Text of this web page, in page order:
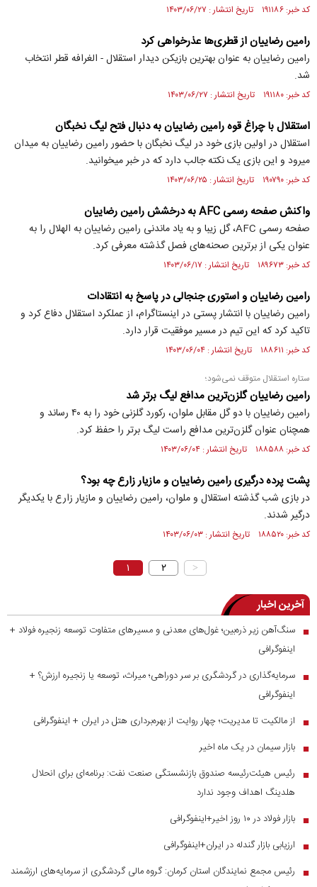
کد خبر: ۱۹۱۱۸۶ تاریخ انتشار : ۱۴۰۳/۰۶/۲۷
رامین رضاییان از قطری‌ها عذرخواهی کرد
رامین رضاییان به عنوان بهترین بازیکن دیدار استقلال - الغرافه قطر انتخاب
شد.
کد خبر: ۱۹۱۱۸۰ تاریخ انتشار : ۱۴۰۳/۰۶/۲۷
استقلال با چراغ قوه رامین رضاییان به دنبال فتح لیگ نخبگان
استقلال در اولین بازی خود در لیگ نخبگان با حضور رامین رضاییان به میدان
میرود و این بازی یک نکته جالب دارد که در خبر میخوانید.
کد خبر: ۱۹۰۷۹۰ تاریخ انتشار : ۱۴۰۳/۰۶/۲۵
واکنش صفحه رسمی AFC به درخشش رامین رضاییان
صفحه رسمی AFC، گل زیبا و به یاد ماندنی رامین رضاییان به الهلال را به
عنوان یکی از برترین صحنه‌های فصل گذشته معرفی کرد.
کد خبر: ۱۸۹۶۷۳ تاریخ انتشار : ۱۴۰۳/۰۶/۱۷
رامین رضاییان و استوری جنجالی در پاسخ به انتقادات
رامین رضاییان با انتشار پستی در اینستاگرام، از عملکرد استقلال دفاع کرد و
تاکید کرد که این تیم در مسیر موفقیت قرار دارد.
کد خبر: ۱۸۸۶۱۱ تاریخ انتشار : ۱۴۰۳/۰۶/۰۴
ستاره استقلال متوقف نمی‌شود؛
رامین رضاییان گلزن‌ترین مدافع لیگ برتر شد
رامین رضاییان با دو گل مقابل ملوان، رکورد گلزنی خود را به ۴۰ رساند و
همچنان عنوان گلزن‌ترین مدافع راست لیگ برتر را حفظ کرد.
کد خبر: ۱۸۸۵۸۸ تاریخ انتشار : ۱۴۰۳/۰۶/۰۴
پشت پرده درگیری رامین رضاییان و مازیار زارع چه بود؟
در بازی شب گذشته استقلال و ملوان، رامین رضاییان و مازیار زارع با یکدیگر
درگیر شدند.
کد خبر: ۱۸۸۵۲۰ تاریخ انتشار : ۱۴۰۳/۰۶/۰۳
۱ ۲ >
آخرین اخبار
■ سنگ‌آهن زیر ذره‌بین؛ غول‌های معدنی و مسیر‌های متفاوت توسعه زنجیره فولاد +
اینفوگرافی
■ سرمایه‌گذاری در گردشگری بر سر دوراهی؛ میراث، توسعه یا زنجیره ارزش؟ +
اینفوگرافی
■ از مالکیت تا مدیریت؛ چهار روایت از بهره‌برداری هتل در ایران + اینفوگرافی
■ بازار سیمان در یک ماه اخیر
■
رئیس هیئت‌رئیسه صندوق بازنشستگی صنعت نفت: برنامه‌ای برای انحلال
هلدینگ اهداف وجود ندارد
■ بازار فولاد در ۱۰ روز اخیر+اینفوگرافی
■ ارزیابی بازار گندله در ایران+اینفوگرافی
■
رئیس مجمع نمایندگان استان کرمان: گروه مالی گردشگری از سرمایه‌های ارزشمند